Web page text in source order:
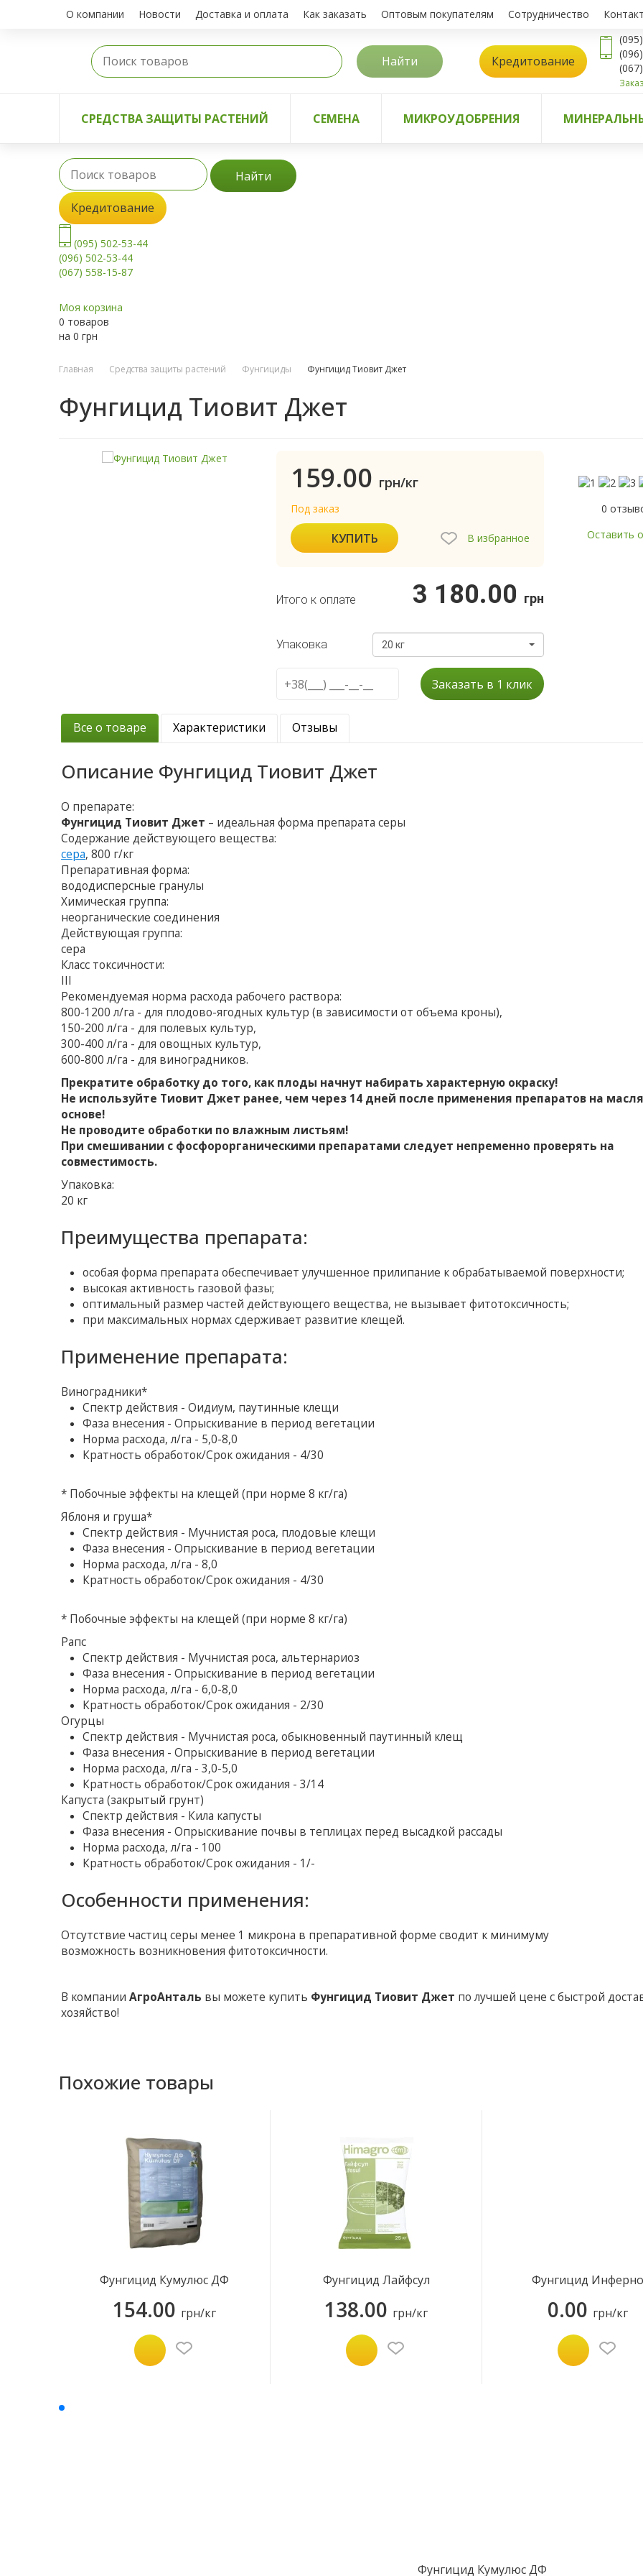
О компании Новости Доставка и оплата Как заказать Оптовым покупателям Сотрудничество
Найти Кредитование
СРЕДСТВА ЗАЩИТЫ РАСТЕНИЙ СЕМЕНА МИКРОУДОБРЕНИЯ
Найти
Кредитование
(095) 502-53-44
(096) 502-53-44
(067) 558-15-87
Моя корзина
0 товаров
на 0 грн
Главная Средства защиты растений Фунгициды Фунгицид Тиовит Джет
Фунгицид Тиовит Джет
159.00 грн/кг
Под заказ
КУПИТЬ В избранное
Итого к оплате 3 180.00 грн
Упаковка 20 кг
0
Оставить
Заказать в 1 клик
Все о товаре Характеристики Отзывы
Описание Фунгицид Тиовит Джет
О препарате:
Фунгицид Тиовит Джет – идеальная форма препарата серы
Содержание действующего вещества:
сера, 800 г/кг
Препаративная форма:
вододисперсные гранулы
Химическая группа:
неорганические соединения
Действующая группа:
сера
Класс токсичности:
III
Рекомендуемая норма расхода рабочего раствора:
800-1200 л/га - для плодово-ягодных культур (в зависимости от объема кроны),
150-200 л/га - для полевых культур,
300-400 л/га - для овощных культур,
600-800 л/га - для виноградников.
Прекратите обработку до того, как плоды начнут набирать характерную окраску!
Не используйте Тиовит Джет ранее, чем через 14 дней после применения препаратов на
основе!
Не проводите обработки по влажным листьям!
При смешивании с фосфорорганическими препаратами следует непременно проверять на
совместимость.
Упаковка:
20 кг
Преимущества препарата:
особая форма препарата обеспечивает улучшенное прилипание к обрабатываемой поверхности;
высокая активность газовой фазы;
оптимальный размер частей действующего вещества, не вызывает фитотоксичность;
при максимальных нормах сдерживает развитие клещей.
Применение препарата:
Виноградники*
Спектр действия - Оидиум, паутинные клещи
Фаза внесения - Опрыскивание в период вегетации
Норма расхода, л/га - 5,0-8,0
Кратность обработок/Срок ожидания - 4/30
* Побочные эффекты на клещей (при норме 8 кг/га)
Яблоня и груша*
Спектр действия - Мучнистая роса, плодовые клещи
Фаза внесения - Опрыскивание в период вегетации
Норма расхода, л/га - 8,0
Кратность обработок/Срок ожидания - 4/30
* Побочные эффекты на клещей (при норме 8 кг/га)
Рапс
Спектр действия - Мучнистая роса, альтернариоз
Фаза внесения - Опрыскивание в период вегетации
Норма расхода, л/га - 6,0-8,0
Кратность обработок/Срок ожидания - 2/30
Огурцы
Спектр действия - Мучнистая роса, обыкновенный паутинный клещ
Фаза внесения - Опрыскивание в период вегетации
Норма расхода, л/га - 3,0-5,0
Кратность обработок/Срок ожидания - 3/14
Капуста (закрытый грунт)
Спектр действия - Кила капусты
Фаза внесения - Опрыскивание почвы в теплицах перед высадкой рассады
Норма расхода, л/га - 100
Кратность обработок/Срок ожидания - 1/-
Особенности применения:
Отсутствие частиц серы менее 1 микрона в препаративной форме сводит к минимуму
возможность возникновения фитотоксичности.
В компанииАгроАнталь вы можете купить Фунгицид Тиовит Джет по лучшей цене с быстрой
хозяйство!
Похожие товары
Фунгицид Кумулюс ДФ
154.00 грн/кг
Фунгицид Лайфсул
138.00 грн/кг
Фунгицид Инферно
0.00 грн/кг
Фунгицид Кумулюс ДФ